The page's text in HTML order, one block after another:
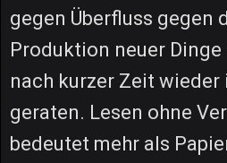
gegen Überfluss gegen
Produktion neuer
nach kurzer Zeit wieder
geraten. Lesen ohne
bedeutet mehr als